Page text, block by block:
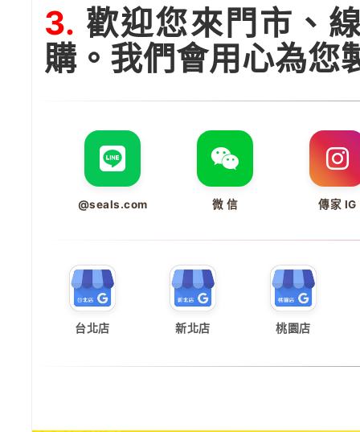
3. 歡迎您來門市、
購。我們會用心為您
@seals.com 微 信 傳家 IG
台北店 新北店 桃園店